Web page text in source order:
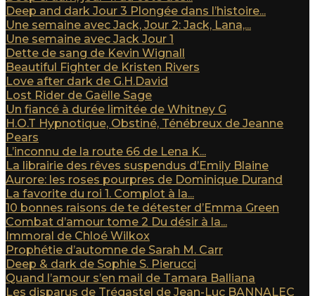
Deep and dark Jour 3 Plongée dans l’histoire...
Une semaine avec Jack, Jour 2: Jack, Lana,...
Une semaine avec Jack Jour 1
Dette de sang de Kevin Wignall
Beautiful Fighter de Kristen Rivers
Love after dark de G.H.David
Lost Rider de Gaëlle Sage
Un fiancé à durée limitée de Whitney G
H.O.T Hypnotique, Obstiné, Ténébreux de Jeanne
Pears
L’inconnu de la route 66 de Lena K...
La librairie des rêves suspendus d’Emily Blaine
Aurore: les roses pourpres de Dominique Durand
La favorite du roi 1. Complot à la...
10 bonnes raisons de te détester d’Emma Green
Combat d’amour tome 2 Du désir à la...
Immoral de Chloé Wilkox
Prophétie d’automne de Sarah M. Carr
Deep & dark de Sophie S. Pierucci
Quand l’amour s’en mail de Tamara Balliana
Les disparus de Trégastel de Jean-Luc BANNALEC